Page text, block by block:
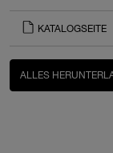
KATALOGSEITE
ALLES